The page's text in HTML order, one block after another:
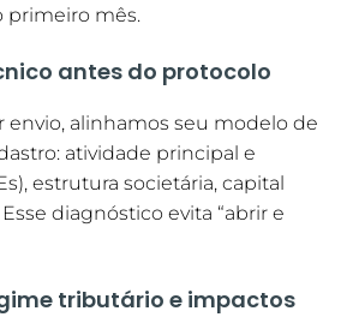
primeiro mês.
antes do protocolo
envio, alinhamos seu modelo de
atividade principal e
estrutura societária, capital
diagnóstico evita “abrir e
tributário e impactos